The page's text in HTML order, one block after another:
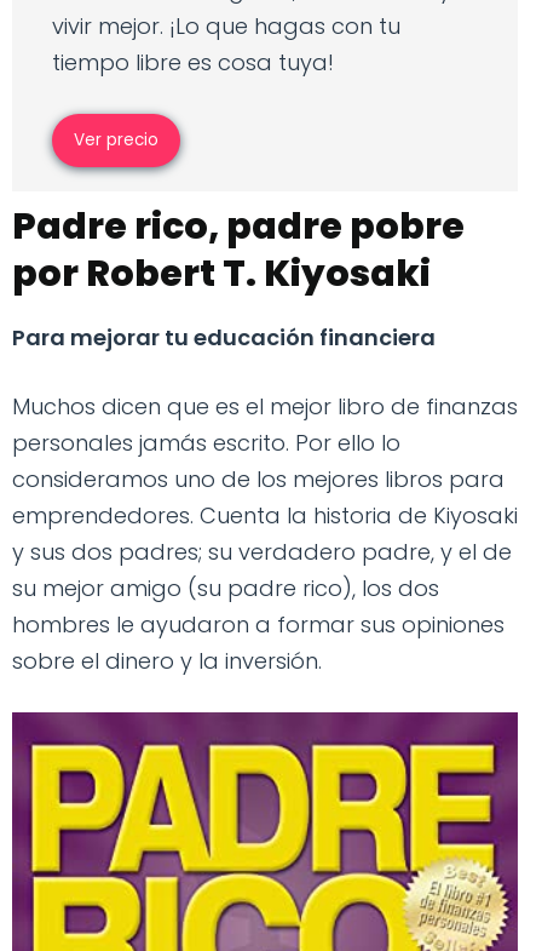
vivir mejor. ¡Lo que hagas con tu
tiempo libre es cosa tuya!
Ver precio
Padre rico, padre pobre
por Robert T. Kiyosaki
Para mejorar tu educación financiera
Muchos dicen que es el mejor libro de finanzas
personales jamás escrito. Por ello lo
consideramos uno de los mejores libros para
emprendedores. Cuenta la historia de Kiyosaki
y sus dos padres; su verdadero padre, y el de
su mejor amigo (su padre rico), los dos
hombres le ayudaron a formar sus opiniones
sobre el dinero y la inversión.